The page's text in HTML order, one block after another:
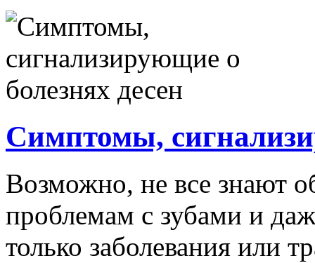
Симптомы,
Возможно, не все знают
проблемам с зубами и
только заболевания или